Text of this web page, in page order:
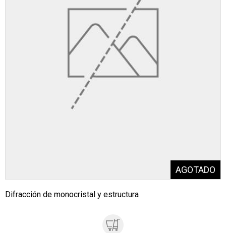
Difracción de monocristal y estructura